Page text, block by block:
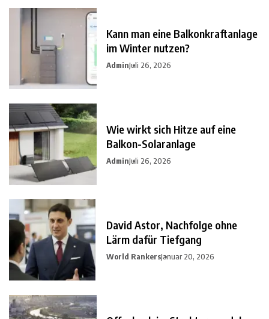
Kann man eine Balkonkraftanlage
im Winter nutzen?
AdminJuli 26, 2026
Wie wirkt sich Hitze auf eine
Balkon-Solaranlage
AdminJuli 26, 2026
David Astor, Nachfolge ohne
Lärm dafür Tiefgang
World RankersJanuar 20, 2026